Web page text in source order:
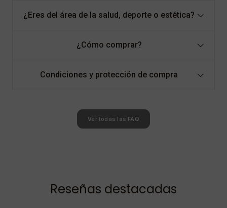
¿Eres del área de la salud, deporte o estética?
¿Cómo comprar?
Condiciones y protección de compra
Ver todas las FAQ
Reseñas destacadas